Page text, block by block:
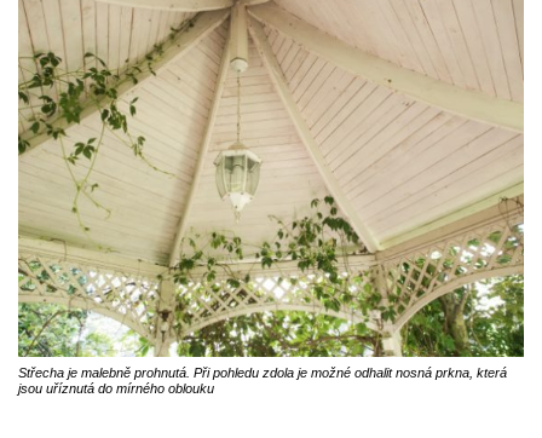
Střecha je malebně prohnutá. Při pohledu zdola je možné odhalit nosná prkna, která
jsou uříznutá do mírného oblouku